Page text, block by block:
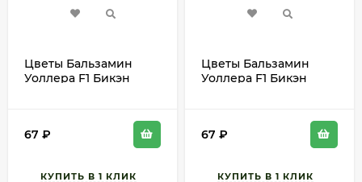
Цветы Бальзамин
Уоллера F1 Бикэн
однолетник 25-30см
67 ₽
Цветы Бальзамин
Уоллера F1 Бикэн
67 ₽